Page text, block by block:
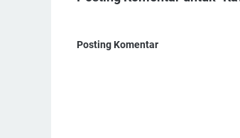
Posting Komentar